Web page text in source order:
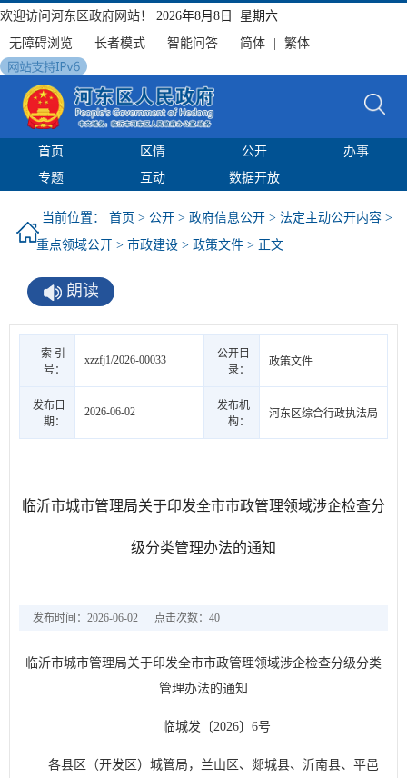
欢迎访问河东区政府网站！
2026年8月8日 星期六
无障碍浏览
长者模式 智能问答 简体 繁体
首页 区情 公开
办事
专题
互动 数据开放
当前位置： 首页 > 公开 > 政府信息公开 > 法定主动公开内容 >
重点领域公开 > 市政建设 > 政策文件 > 正文
朗读
索 引
号：
xzzfj1/2026-00033
公开目
录：
政策文件
发布日
期：
2026-06-02
发布机
构：
河东区综合行政执法局
临沂市城市管理局关于印发全市市政管理领域涉企检查分
级分类管理办法的通知
发布时间：2026-06-02 点击次数： 40
临沂市城市管理局关于印发全市市政管理领域涉企检查分级分类
管理办法的通知
临城发〔2026〕6号
各县区（开发区）城管局，兰山区、郯城县、沂南县、平邑